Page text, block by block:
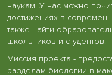
наукам. У нас можно
достижениях в
также найти
школьников и студентов.
Миссия проекта -
разделам биологии в